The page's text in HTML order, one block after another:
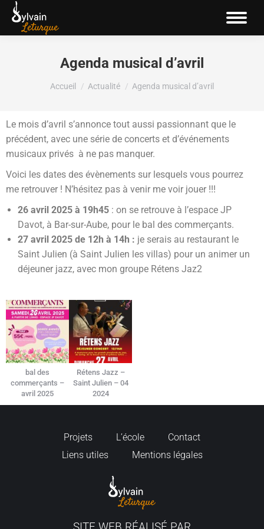
Agenda musical d’avril
Vous êtes ici :
Accueil Actualité Agenda musical d’avril
Le mois d’avril s’annonce tout aussi passionnant que le
précédent, avec une série de concerts et d’événements
musicaux privés à ne pas manquer.
Voici les dates des évènements sur lesquels vous pourrez
me retrouver ! N’hésitez pas à venir me voir jouer !!!
26 avril 2025 à 19h45 : on se retrouve à l’espace JP
Davot, à Bar-sur-Aube, pour le bal des commerçants.
27 avril 2025 de 12h à 14h : je serais au restaurant le
Saint Julien (à Saint Julien les villas) pour un animer un
déjeuner jazz, avec mon groupe Rétens Jaz2
bal des
commerçants –
avril 2025
Rétens Jazz –
Saint Julien – 04
2024
Projets L’école
Contact
Liens utiles
Mentions légales